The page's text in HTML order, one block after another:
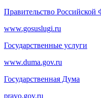
Правительство Российской
www.gosuslugi.ru
Государственные услуги
www.duma.gov.ru
Государственная Дума
pravo.gov.ru